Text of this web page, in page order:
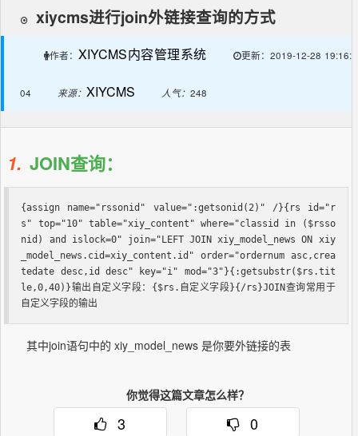
xiycms进行join外链接查询的方式
作者： XIYCMS内容管理系统 更新：2019-12-28 19:16:
04 来源： XIYCMS 人气： 248
1. JOIN查询：
{assign name="rssonid" value=":getsonid(2)" /}{rs id="r
s" top="10" table="xiy_content" where="classid in ($rsso
nid) and islock=0" join="LEFT JOIN xiy_model_news ON xiy
_model_news.cid=xiy_content.id" order="ordernum asc,crea
tedate desc,id desc" key="i" mod="3"}{:getsubstr($rs.tit
le,0,40)}输出自定义字段：{$rs.自定义字段}{/rs}JOIN查询常用于
自定义字段的输出
其中join语句中的 xiy_model_news 是你要外链接的表
你觉得这篇文章怎么样？
3 0